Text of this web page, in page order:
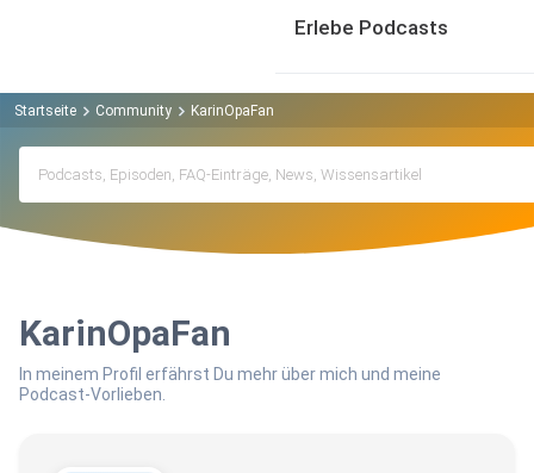
Erlebe Podcasts
Startseite Community KarinOpaFan
KarinOpaFan
In meinem Profil erfährst Du mehr über mich und meine
Podcast-Vorlieben.